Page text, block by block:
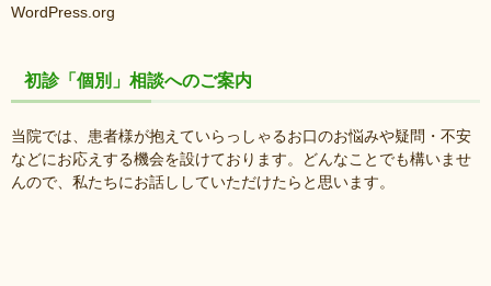
WordPress.org
初診「個別」相談へのご案内
当院では、患者様が抱えていらっしゃるお口のお悩みや疑問・不安
などにお応えする機会を設けております。どんなことでも構いませ
んので、私たちにお話ししていただけたらと思います。